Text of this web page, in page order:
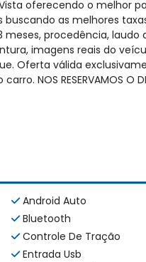
oferecendo o
as melhores
procedência,
imagens reais do
Oferta válida
NOS RESERVAMOS O
Android Auto
Bluetooth
Controle De Tração
Entrada Usb